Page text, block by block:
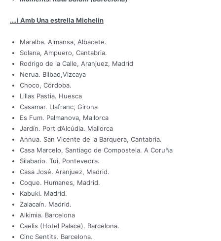
….i Amb Una estrella Michelin
Maralba. Almansa, Albacete.
Solana, Ampuero, Cantabria.
Rodrigo de la Calle, Aranjuez, Madrid
Nerua. Bilbao,Vizcaya
Choco, Córdoba.
Lillas Pastia. Huesca
Casamar. Llafranc, Girona
Es Fum. Palmanova, Mallorca
Jardín. Port d’Alcúdia. Mallorca
Annua. San Vicente de la Barquera, Cantabria.
Casa Marcelo, Santiago de Compostela. A Coruña
Silabario. Tui, Pontevedra.
Casa José. Aranjuez, Madrid.
Coque. Humanes, Madrid.
Kabuki. Madrid.
Zalacaín. Madrid.
Alkimia. Barcelona
Caelis (Hotel Palace). Barcelona.
Cinc Sentits. Barcelona.